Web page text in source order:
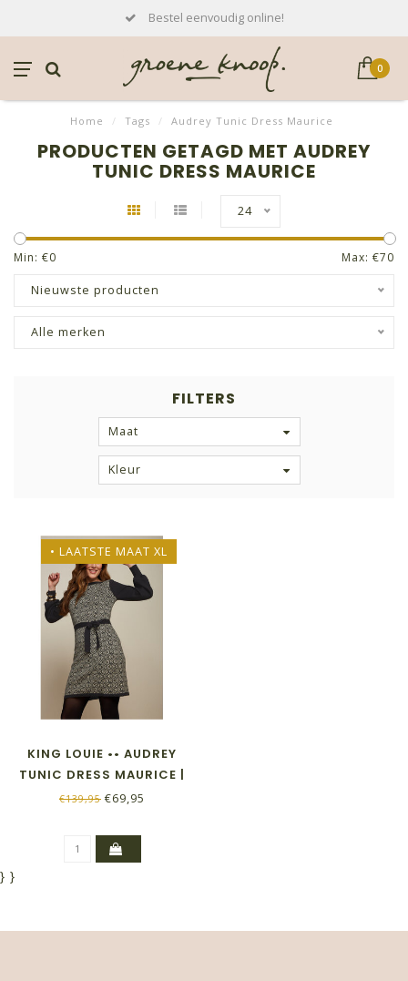
Bestel eenvoudig online!
0
Home / Tags / Audrey Tunic Dress Maurice
PRODUCTEN GETAGD MET AUDREY
TUNIC DRESS MAURICE
24
Min: €0 Max: €70
Nieuwste producten
Alle merken
FILTERS
Maat
Kleur
• LAATSTE MAAT XL
KING LOUIE •• AUDREY
TUNIC DRESS MAURICE |
BLACK
€139,95 €69,95
} }